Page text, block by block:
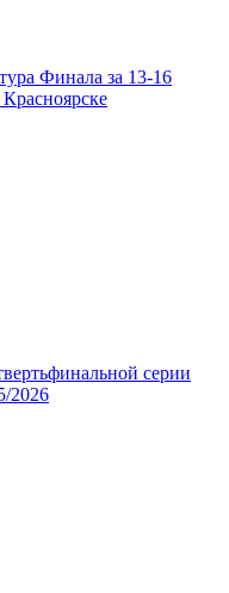
Финала за 13-16
серии
2026